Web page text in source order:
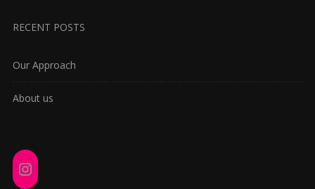
RECENT POSTS
Our Approach
About us
Instagram